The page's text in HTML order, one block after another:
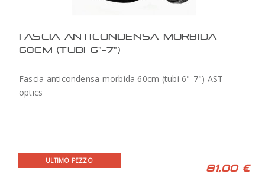
FASCIA ANTICONDENSA MORBIDA
60CM (TUBI 6"-7")
Fascia anticondensa morbida 60cm (tubi 6"-7") AST
optics
ULTIMO PEZZO
81,00 €